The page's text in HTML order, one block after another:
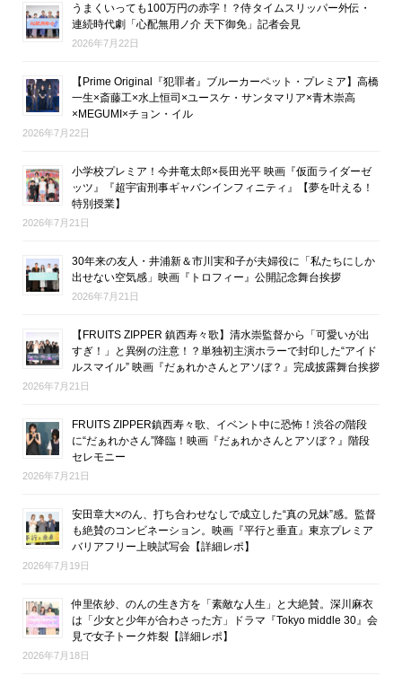
うまくいっても100万円の赤字！？侍タイムスリッパー外伝・
連続時代劇「心配無用ノ介 天下御免」記者会見
2026年7月22日
【Prime Original『犯罪者』ブルーカーペット・プレミア】高橋
一生×斎藤工×水上恒司×ユースケ・サンタマリア×青木崇高
×MEGUMI×チョン・イル
2026年7月22日
小学校プレミア！今井竜太郎×長田光平 映画『仮面ライダーゼ
ッツ』『超宇宙刑事ギャバンインフィニティ』【夢を叶える！
特別授業】
2026年7月21日
30年来の友人・井浦新＆市川実和子が夫婦役に「私たちにしか
出せない空気感」映画『トロフィー』公開記念舞台挨拶
2026年7月21日
【FRUITS ZIPPER 鎮西寿々歌】清水崇監督から「可愛いが出
すぎ！」と異例の注意！？単独初主演ホラーで封印した“アイド
ルスマイル” 映画『だぁれかさんとアソぼ？』完成披露舞台挨拶
2026年7月21日
FRUITS ZIPPER鎮西寿々歌、イベント中に恐怖！渋谷の階段
に“だぁれかさん”降臨！映画『だぁれかさんとアソぼ？』階段
セレモニー
2026年7月21日
安田章大×のん、打ち合わせなしで成立した“真の兄妹”感。監督
も絶賛のコンビネーション。映画『平行と垂直』東京プレミア
バリアフリー上映試写会【詳細レポ】
2026年7月19日
仲里依紗、のんの生き方を「素敵な人生」と大絶賛。深川麻衣
は「少女と少年が合わさった方」ドラマ『Tokyo middle 30』会
見で女子トーク炸裂【詳細レポ】
2026年7月18日